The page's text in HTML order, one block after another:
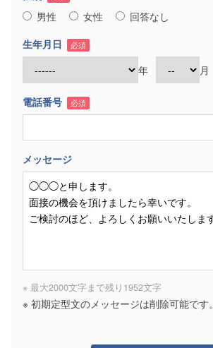
男性 女性
回答なし
生年月日
必須
年 月
電話番号 必須
メッセージ
※ 最大2000文字まで残り 1952文字
※ 初期定型文のメッセージは削除可能です。